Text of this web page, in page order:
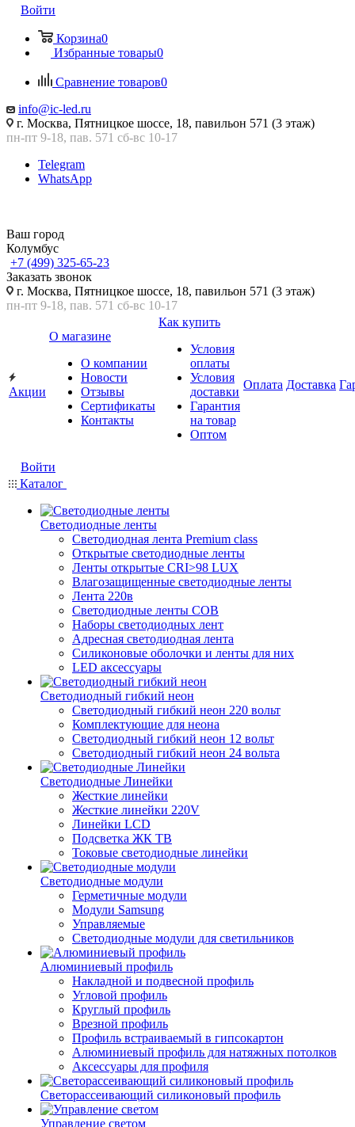
Войти
Корзина0
Избранные товары0
Сравнение товаров0
info@ic-led.ru
г. Москва, Пятницкое шоссе, 18, павильон 571 (3 этаж)
пн-пт 9-18, пав. 571 сб-вс 10-17
Telegram
WhatsApp
Ваш город
Колумбус
+7 (499) 325-65-23
Заказать звонок
г. Москва, Пятницкое шоссе, 18, павильон 571 (3 этаж)
пн-пт 9-18, пав. 571 сб-вс 10-17
Акции
О магазине
О компании
Новости
Отзывы
Сертификаты
Контакты
Как купить
Условия
оплаты
Условия
доставки
Гарантия
на товар
Оптом
Оплата Доставка
Войти
Каталог
Светодиодные ленты
Светодиодная лента Premium class
Открытые светодиодные ленты
Ленты открытые CRI>98 LUX
Влагозащищенные светодиодные ленты
Лента 220в
Светодиодные ленты COB
Наборы светодиодных лент
Адресная светодиодная лента
Силиконовые оболочки и ленты для них
LED аксессуары
Светодиодный гибкий неон
Светодиодный гибкий неон 220 вольт
Комплектующие для неона
Светодиодный гибкий неон 12 вольт
Светодиодный гибкий неон 24 вольта
Светодиодные Линейки
Жесткие линейки
Жесткие линейки 220V
Линейки LCD
Подсветка ЖК ТВ
Токовые светодиодные линейки
Светодиодные модули
Герметичные модули
Модули Samsung
Управляемые
Светодиодные модули для светильников
Алюминиевый профиль
Накладной и подвесной профиль
Угловой профиль
Круглый профиль
Врезной профиль
Профиль встраиваемый в гипсокартон
Алюминиевый профиль для натяжных потолков
Аксессуары для профиля
Светорассеивающий силиконовый профиль
Управление светом